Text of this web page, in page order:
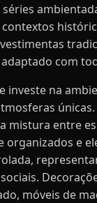
séries
com
investe na
únicas.
mistura entre
organizados e
móveis de